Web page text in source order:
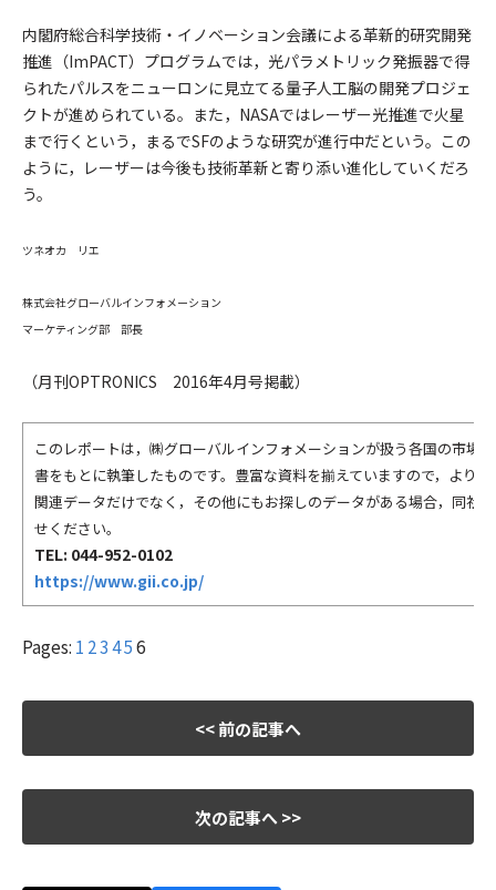
内閣府総合科学技術・イノベーション会議による革新的研究開発
推進（ImPACT）プログラムでは，光パラメトリック発振器で得
られたパルスをニューロンに見立てる量子人工脳の開発プロジェ
クトが進められている。また，NASAではレーザー光推進で火星
まで行くという，まるでSFのような研究が進行中だという。この
ように，レーザーは今後も技術革新と寄り添い進化していくだろ
う。
ツネオカ リエ
株式会社グローバルインフォメーション
マーケティング部 部長
（月刊OPTRONICS 2016年4月号掲載）
このレポートは，㈱グローバルインフォメーションが扱う各国の市場
書をもとに執筆したものです。豊富な資料を揃えていますので，より
関連データだけでなく，その他にもお探しのデータがある場合，同社
せください。
TEL: 044-952-0102
https://www.gii.co.jp/
Pages: 1 23456
<< 前の記事へ
次の記事へ >>